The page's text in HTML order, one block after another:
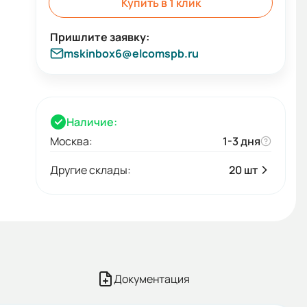
mskinbox6@elcomspb.ru
Наличие:
Москва:
1-3 дня
Другие склады:
20 шт
Документация